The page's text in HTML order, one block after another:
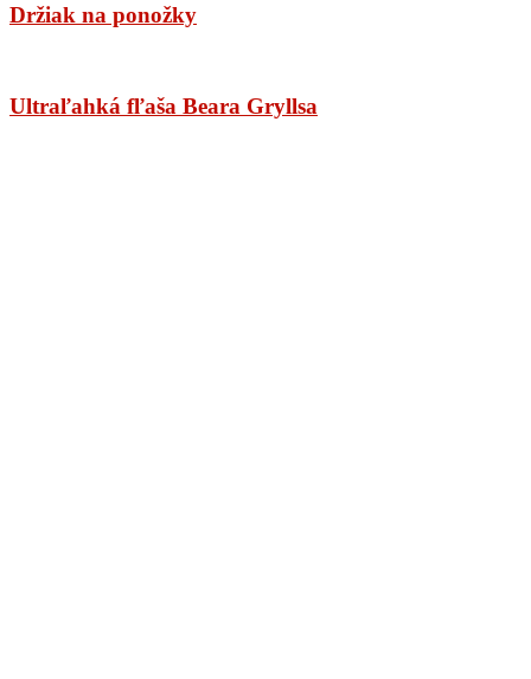
Držiak na ponožky
Ultraľahká fľaša Beara Gryllsa